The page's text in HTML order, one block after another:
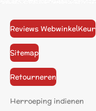
Reviews WebwinkelKeur
Sitemap
Retourneren
Herroeping indienen